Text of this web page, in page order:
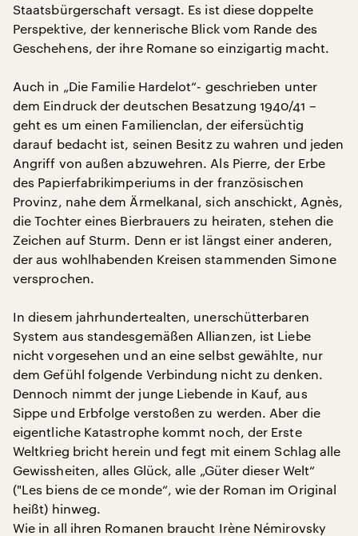
Staatsbürgerschaft versagt. Es ist diese doppelte
Perspektive, der kennerische Blick vom Rande des
Geschehens, der ihre Romane so einzigartig macht.
Auch in „Die Familie Hardelot“- geschrieben unter
dem Eindruck der deutschen Besatzung 1940/41 –
geht es um einen Familienclan, der eifersüchtig
darauf bedacht ist, seinen Besitz zu wahren und jeden
Angriff von außen abzuwehren. Als Pierre, der Erbe
des Papierfabrikimperiums in der französischen
Provinz, nahe dem Ärmelkanal, sich anschickt, Agnès,
die Tochter eines Bierbrauers zu heiraten, stehen die
Zeichen auf Sturm. Denn er ist längst einer anderen,
der aus wohlhabenden Kreisen stammenden Simone
versprochen.
In diesem jahrhundertealten, unerschütterbaren
System aus standesgemäßen Allianzen, ist Liebe
nicht vorgesehen und an eine selbst gewählte, nur
dem Gefühl folgende Verbindung nicht zu denken.
Dennoch nimmt der junge Liebende in Kauf, aus
Sippe und Erbfolge verstoßen zu werden. Aber die
eigentliche Katastrophe kommt noch, der Erste
Weltkrieg bricht herein und fegt mit einem Schlag alle
Gewissheiten, alles Glück, alle „Güter dieser Welt“
("Les biens de ce monde“, wie der Roman im Original
heißt) hinweg.
Wie in all ihren Romanen braucht Irène Némirovsky